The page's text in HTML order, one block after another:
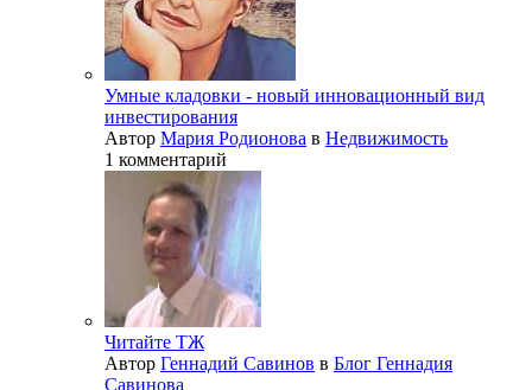
Умные кладовки - новый инновационный вид
инвестирования
Автор Мария Родионова в Недвижимость
1 комментарий
Читайте ТЖ
Автор Геннадий Савинов в Блог Геннадия
Савинова